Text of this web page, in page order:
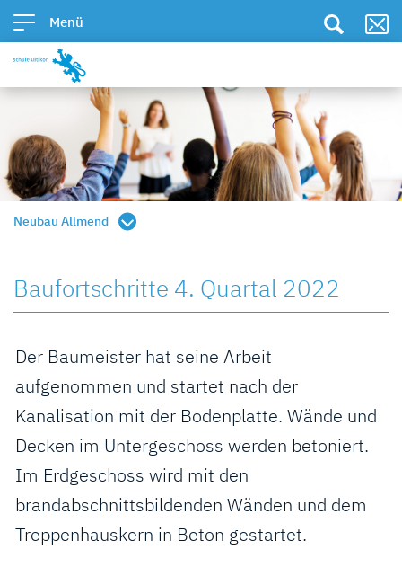
Kopfzeile
zur Startseite
Direkt zur Hauptnavigation
Direkt zum Inhalt
Direkt zur Suche
Direkt zum Stichwortverzeichnis
Menü
Inhalt
Neubau Allmend
Baufortschritte 4. Quartal 2022
Der Baumeister hat seine Arbeit
aufgenommen und startet nach der
Kanalisation mit der Bodenplatte. Wände und
Decken im Untergeschoss werden betoniert.
Im Erdgeschoss wird mit den
brandabschnittsbildenden Wänden und dem
Treppenhauskern in Beton gestartet.
Zugehörige Objekte